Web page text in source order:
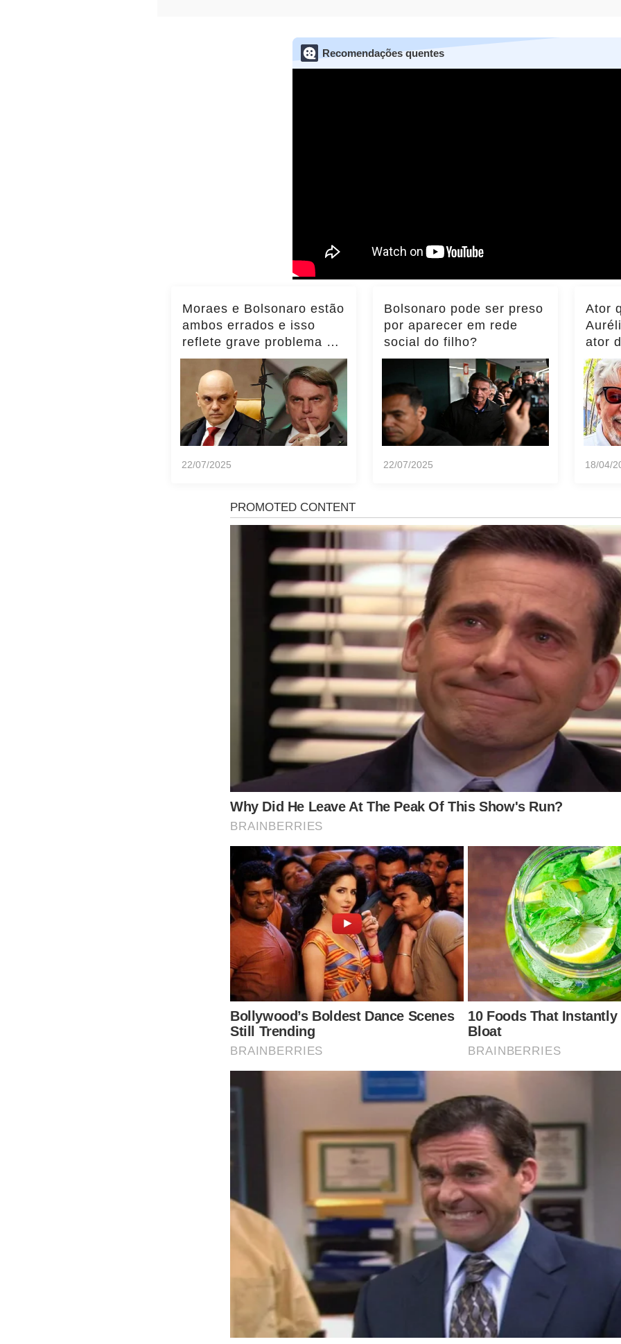
Recomendações quentes
Moraes e Bolsonaro estão
ambos errados e isso
reflete grave problema do
Brasil, diz Transparência
Internacional
22/07/2025
Bolsonaro pode ser preso
por aparecer em rede
social do filho?
22/07/2025
Ator
ator
18/04/